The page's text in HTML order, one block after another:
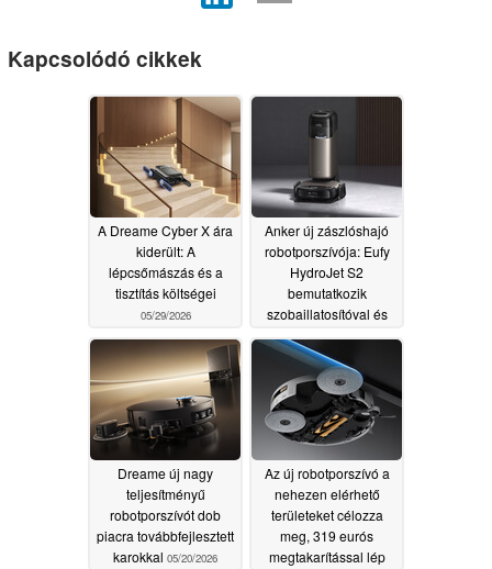
Kapcsolódó cikkek
A Dreame Cyber X ára
kiderült: A
lépcsőmászás és a
tisztítás költségei
05/29/2026
Anker új zászlóshajó
robotporszívója: Eufy
HydroJet S2
bemutatkozik
szobaillatosítóval és
05/22/2026
Dreame új nagy
teljesítményű
robotporszívót dob
piacra továbbfejlesztett
karokkal 05/20/2026
Az új robotporszívó a
nehezen elérhető
területeket célozza
meg, 319 eurós
megtakarítással lép